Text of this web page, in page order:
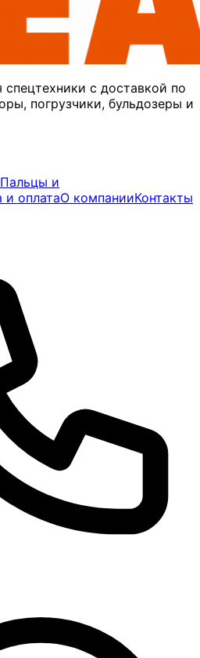
с доставкой по
погрузчики, бульдозеры и
Пальцы и
и оплатаО компанииКонтакты